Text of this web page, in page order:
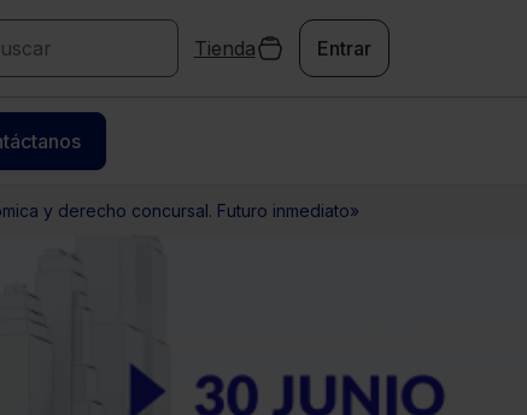
Tienda Entrar
y derecho concursal. Futuro inmediato»